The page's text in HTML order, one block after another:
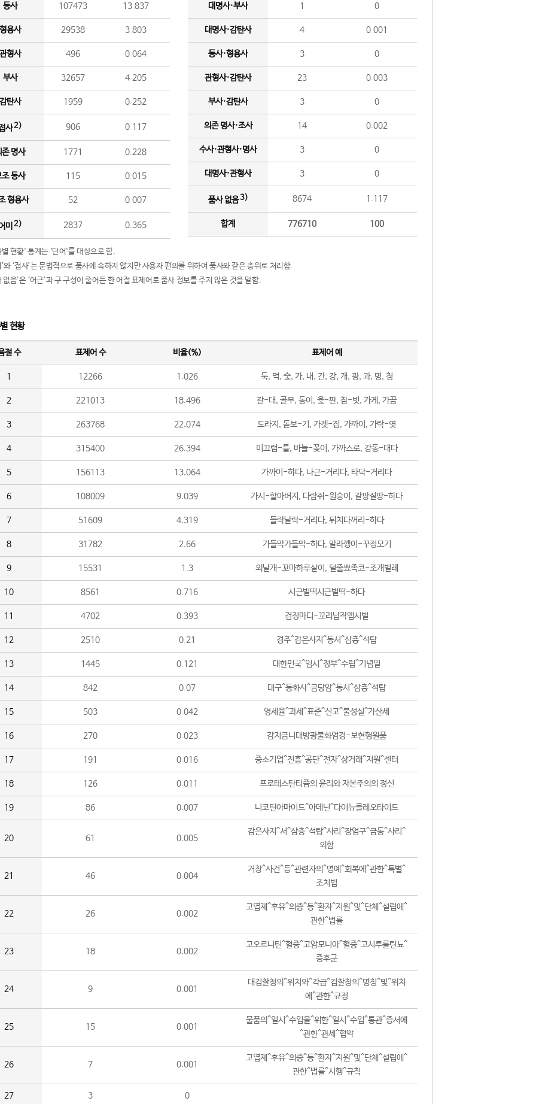
동사 107473 13.837
용사 29538 3.803
형사 496 0.064
부사 32657 4.205
탄사 1959 0.252
사2) 906 0.117
존 명사 1771 0.228
조 동사 115 0.015
형용사 52 0.007
미 2) 2837 0.365
대명사·부사 1 0
대명사·감탄사 4 0.001
동사·형용사 3 0
관형사·감탄사 23 0.003
부사·감탄사 3 0
의존 명사·조사 14 0.002
수사·관형사·명사 3 0
대명사·관형사 3 0
품사 없음3) 8674 1.117
합계 776710 100
현황' 통계는 '단어'를 대상으로 함.
와 ‘접사’는 문법적으로 품사에 속하지 않지만 사용자 편의를 위하여 품사와 같은 층위로 처리함.
없음’은 ‘어근’과 구 구성이 줄어든 한 어절 표제어로 품사 정보를 주지 않은 것을 말함.
현황
절 수 표제어 수 비율(%) 표제어 예
1 12266 1.026 둑, 먹, 숯, 가, 내, 간, 강, 개, 광, 과, 명, 청
2 221013 18.496 갈-대, 골무, 동이, 윷-판, 참-빗, 가게, 가끔
3 263768 22.074 도라지, 돋보-기, 가겟-집, 가까이, 가락-엿
4 315400 26.394 미끄럼-틀, 바늘-꽂이, 가까스로, 강동-대다
5 156113 13.064 가까이-하다, 나근-거리다, 타닥-거리다
6 108009 9.039 가시-할아버지, 다람쥐-원숭이, 갈팡질팡-하다
7 51609 4.319 들락날락-거리다, 뒤치다꺼리-하다
8 31782 2.66 가들막가들막-하다, 말라깽이-꾸정모기
9 15531 1.3 외날개-꼬마하루살이, 털줄뾰족코-조개벌레
10 8561 0.716 시근벌떡시근벌떡-하다
11 4702 0.393 검정마디-꼬리납작맵시벌
12 2510 0.21 경주^감은사지^동서^삼층^석탑
13 1445 0.121 대한민국^임시^정부^수립^기념일
14 842 0.07 대구^동화사^금당암^동서^삼층^석탑
15 503 0.042 영세율^과세^표준^신고^불성실^가산세
16 270 0.023 감지금니대방광불화엄경-보현행원품
17 191 0.016 중소기업^진흥^공단^전자^상거래^지원^센터
18 126 0.011 프로테스탄티즘의 윤리와 자본주의의 정신
19 86 0.007 니코틴아마이드^아데닌^다이뉴클레오타이드
20 61 0.005
감은사지^서^삼층^석탑^사리^장엄구^금동^사리^
외함
21 46 0.004
거창^사건^등^관련자의^명예^회복에^관한^특별^
조치법
22 26 0.002
고엽제^후유^의증^등^환자^지원^및^단체^설립에^
관한^법률
23 18 0.002
고오르니틴^혈증^고암모니아^혈증^고시투룰린뇨^
증후군
24 9 0.001
대검찰청의^위치와^각급^검찰청의^명칭^및^위치
에^관한^규정
25 15 0.001
물품의^일시^수입을^위한^일시^수입^통관^증서에
^관한^관세^협약
26 7 0.001
고엽제^후유^의증^등^환자^지원^및^단체^설립에^
관한^법률^시행^규칙
27 3 0